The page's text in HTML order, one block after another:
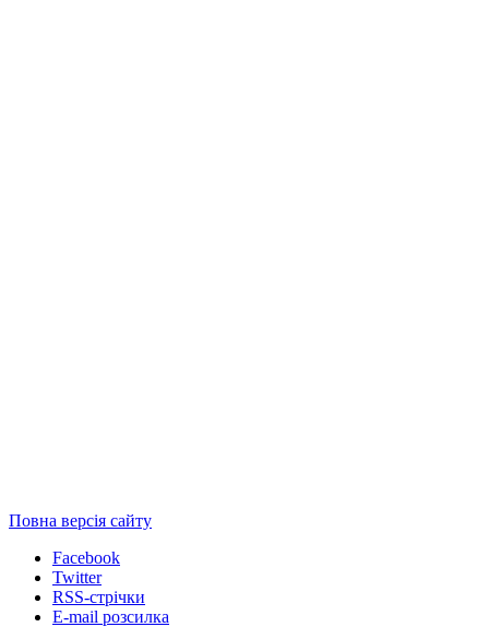
Повна версія сайту
Facebook
Twitter
RSS-стрічки
E-mail розсилка